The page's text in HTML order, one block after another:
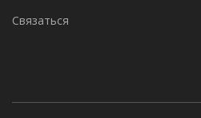
Связаться